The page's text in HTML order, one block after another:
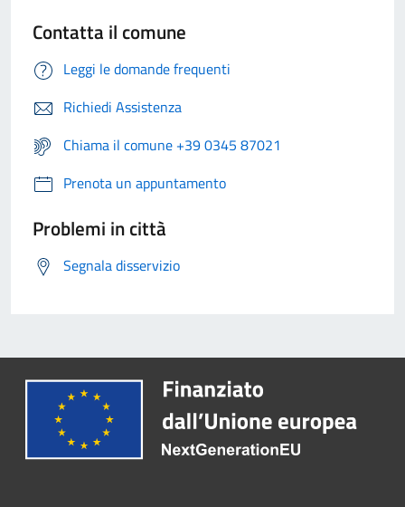
Contatta il comune
Leggi le domande frequenti
Richiedi Assistenza
Chiama il comune +39 0345 87021
Prenota un appuntamento
Problemi in città
Segnala disservizio